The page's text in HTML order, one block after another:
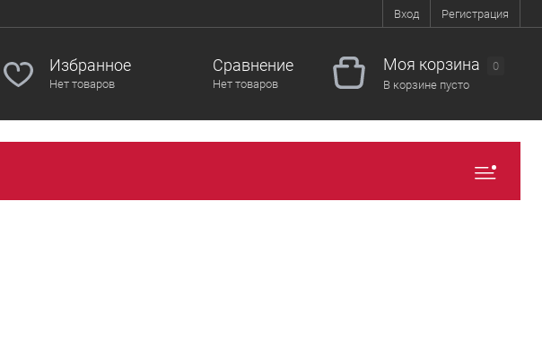
Вход Регистрация
Избранное
Нет товаров
Сравнение
Нет товаров
Моя корзина
0
В корзине пусто